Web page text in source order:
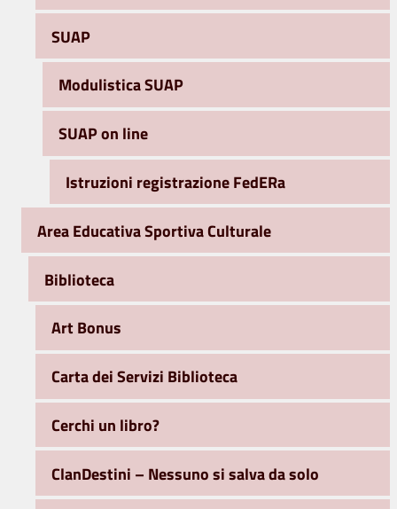
SUAP
Modulistica SUAP
SUAP on line
Istruzioni registrazione FedERa
Area Educativa Sportiva Culturale
Biblioteca
Art Bonus
Carta dei Servizi Biblioteca
Cerchi un libro?
ClanDestini – Nessuno si salva da solo